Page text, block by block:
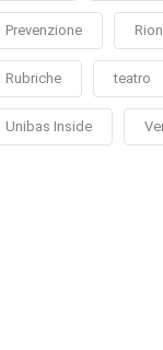
Prevenzione
Rubriche teatro
Unibas Inside